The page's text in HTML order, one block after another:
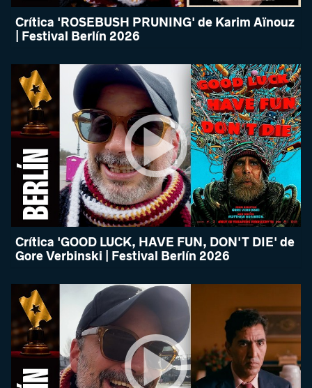
Crítica 'ROSEBUSH PRUNING' de Karim Aïnouz
| Festival Berlín 2026
Crítica 'GOOD LUCK, HAVE FUN, DON'T DIE' de
Gore Verbinski | Festival Berlín 2026